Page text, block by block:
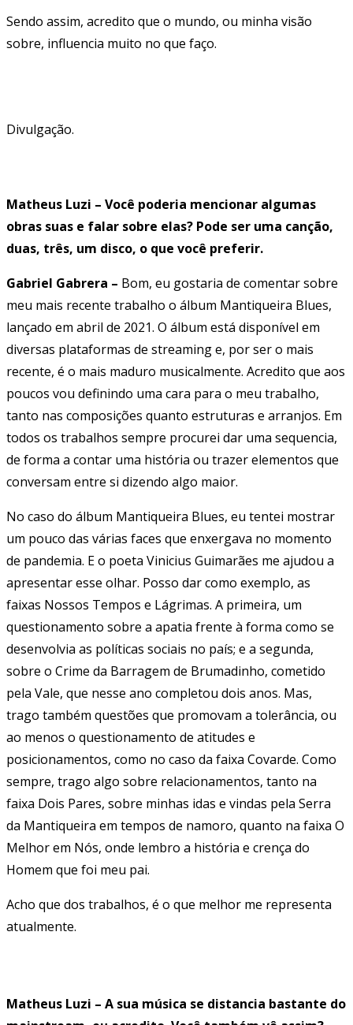
Sendo assim, acredito que o mundo, ou minha visão
sobre, influencia muito no que faço.
Divulgação.
Matheus Luzi – Você poderia mencionar algumas
obras suas e falar sobre elas? Pode ser uma canção,
duas, três, um disco, o que você preferir.
Gabriel Gabrera – Bom, eu gostaria de comentar sobre
meu mais recente trabalho o álbum Mantiqueira Blues,
lançado em abril de 2021. O álbum está disponível em
diversas plataformas de streaming e, por ser o mais
recente, é o mais maduro musicalmente. Acredito que aos
poucos vou definindo uma cara para o meu trabalho,
tanto nas composições quanto estruturas e arranjos. Em
todos os trabalhos sempre procurei dar uma sequencia,
de forma a contar uma história ou trazer elementos que
conversam entre si dizendo algo maior.
No caso do álbum Mantiqueira Blues, eu tentei mostrar
um pouco das várias faces que enxergava no momento
de pandemia. E o poeta Vinicius Guimarães me ajudou a
apresentar esse olhar. Posso dar como exemplo, as
faixas Nossos Tempos e Lágrimas. A primeira, um
questionamento sobre a apatia frente à forma como se
desenvolvia as políticas sociais no país; e a segunda,
sobre o Crime da Barragem de Brumadinho, cometido
pela Vale, que nesse ano completou dois anos. Mas,
trago também questões que promovam a tolerância, ou
ao menos o questionamento de atitudes e
posicionamentos, como no caso da faixa Covarde. Como
sempre, trago algo sobre relacionamentos, tanto na
faixa Dois Pares, sobre minhas idas e vindas pela Serra
da Mantiqueira em tempos de namoro, quanto na faixa O
Melhor em Nós, onde lembro a história e crença do
Homem que foi meu pai.
Acho que dos trabalhos, é o que melhor me representa
atualmente.
Matheus Luzi – A sua música se distancia bastante do